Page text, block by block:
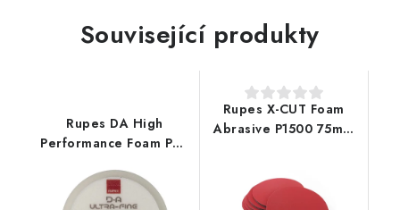
Související produkty
Rupes DA High
Performance Foam Pad
leštící kotouč
Rupes X-CUT Foam
Abrasive P1500 75mm